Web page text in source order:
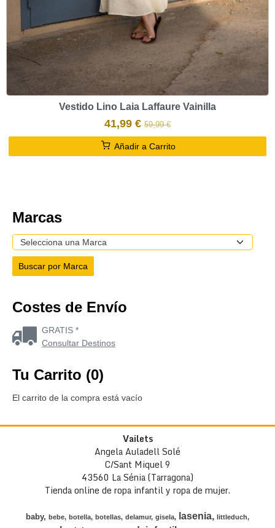
Vestido Lino Laia Laffaure Vainilla
41,99 € 59,99 €
Añadir a Carrito
Marcas
Costes de Envío
GRATIS *
Consultar Destinos
Tu Carrito (0)
El carrito de la compra está vacío
Vailets
Angela Auladell Solé
C/Sant Miquel 9
43560 La Sénia (Tarragona)
Tienda online de ropa infantil y ropa de mujer.
baby bebe botella botellas delamur gisela lasenia littleduch